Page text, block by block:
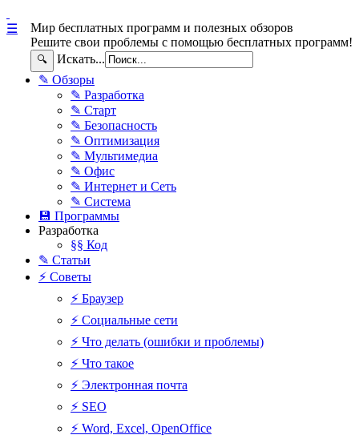
Мир бесплатных программ и полезных обзоров
Решите свои проблемы с помощью бесплатных программ!
🔍 Искать...
☰
✎ Обзоры
✎ Разработка
✎ Старт
✎ Безопасность
✎ Оптимизация
✎ Мультимедиа
✎ Офис
✎ Интернет и Сеть
✎ Система
💾 Программы
Разработка
§§ Код
✎ Статьи
⚡ Советы
⚡ Браузер
⚡ Социальные сети
⚡ Что делать (ошибки и проблемы)
⚡ Что такое
⚡ Электронная почта
⚡ SEO
⚡ Word, Excel, OpenOffice